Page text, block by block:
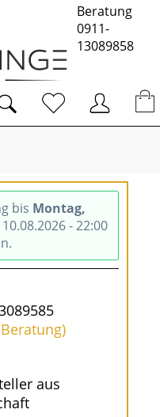
Beratung
0911-
13089858
bis Montag,
- 22:00
aus